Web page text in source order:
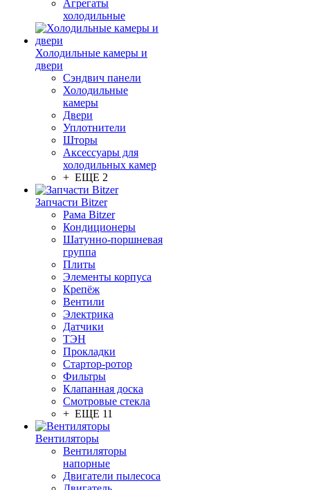
Агрегаты
холодильные
Холодильные камеры и
двери
Сэндвич панели
Холодильные
камеры
Двери
Уплотнители
Шторы
Аксессуары для
холодильных камер
+ ЕЩЕ 2
Запчасти Bitzer
Рама Bitzer
Кондиционеры
Шатунно-поршневая
группа
Плиты
Элементы корпуса
Крепёж
Вентили
Электрика
Датчики
ТЭН
Прокладки
Стартор-ротор
Фильтры
Клапанная доска
Смотровые стекла
+ ЕЩЕ 11
Вентиляторы
Вентиляторы
напорные
Двигатели пылесоса